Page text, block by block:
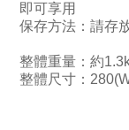
即可享用
保存方法：請存
整體重量：約
整體尺寸：